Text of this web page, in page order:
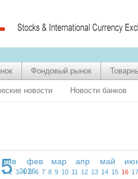
Фондовый рынок
новости Новости банков
2026
янв фев мар апр май
1 2 3 4 5 6 7 8 9 10 11 12 13 14 15 16 17